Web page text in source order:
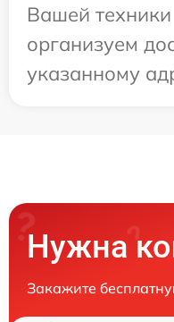
Вашей
организуем
указанному
Нужна
Закажите